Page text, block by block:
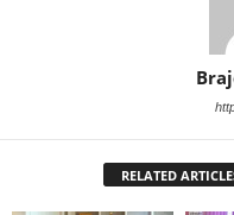
RELATED